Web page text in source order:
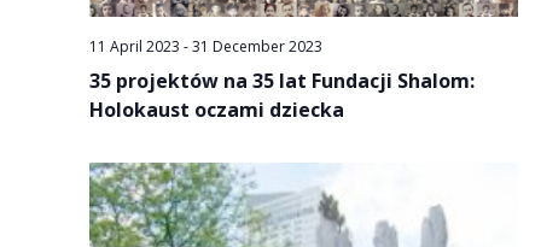
11 April 2023 -31 December 2023
35 projektów na 35 lat Fundacji Shalom:
Holokaust oczami dziecka